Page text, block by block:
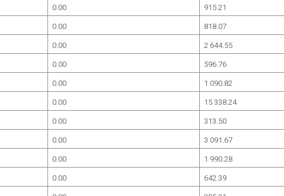
0.00 915.21
0.00 818.07
0.00 2 644.55
0.00 596.76
0.00 1 090.82
0.00 15 338.24
0.00 313.50
0.00 3 091.67
0.00 1 990.28
0.00 642.39